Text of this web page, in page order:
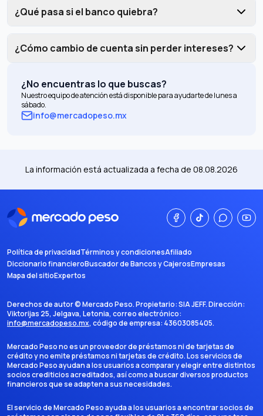
¿Qué pasa si el banco quiebra?
¿Cómo cambio de cuenta sin perder intereses?
¿No encuentras lo que buscas?
Nuestro equipo de atención está disponible para ayudarte de lunes a
sábado.
info@mercadopeso.mx
La información está actualizada a fecha de 08.08.2026
Política de privacidadTérminos y condicionesAfiliado
Diccionario financieroBuscador de Bancos y CajerosEmpresas
Mapa del sitioExpertos
Derechos de autor ©Mercado Peso. Propietario:SIA JEFF. Dirección:
Viktorijas 25, Jelgava, Letonia, correo electrónico:
info@mercadopeso.mx, código de empresa: 43603085405.
Mercado Peso no es un proveedor de préstamos ni de tarjetas de
crédito y no emite préstamos ni tarjetas de crédito. Los servicios de
Mercado Peso ayudan a los usuarios a comparar y elegir entre distintos
socios crediticios acreditados, así como a buscar diversos productos
financieros que se adapten a sus necesidades.
El servicio de Mercado Peso ayuda a los usuarios a encontrar socios de